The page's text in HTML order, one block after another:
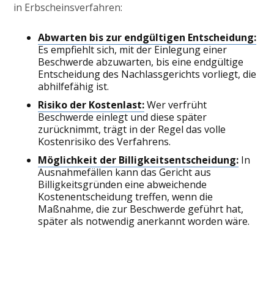
in Erbscheinsverfahren:
Abwarten bis zur endgültigen Entscheidung:
Es empfiehlt sich, mit der Einlegung einer
Beschwerde abzuwarten, bis eine endgültige
Entscheidung des Nachlassgerichts vorliegt, die
abhilfefähig ist.
Risiko der Kostenlast:Wer verfrüht
Beschwerde einlegt und diese später
zurücknimmt, trägt in der Regel das volle
Kostenrisiko des Verfahrens.
Möglichkeit der Billigkeitsentscheidung: In
Ausnahmefällen kann das Gericht aus
Billigkeitsgründen eine abweichende
Kostenentscheidung treffen, wenn die
Maßnahme, die zur Beschwerde geführt hat,
später als notwendig anerkannt worden wäre.